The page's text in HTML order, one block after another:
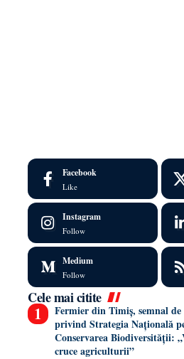
Facebook
Like
Instagram
Follow
Medium
Follow
Cele mai citite
Fermier din Timiș, semnal
privind Strategia Națională
Conservarea Biodiversității:
cruce agriculturii”